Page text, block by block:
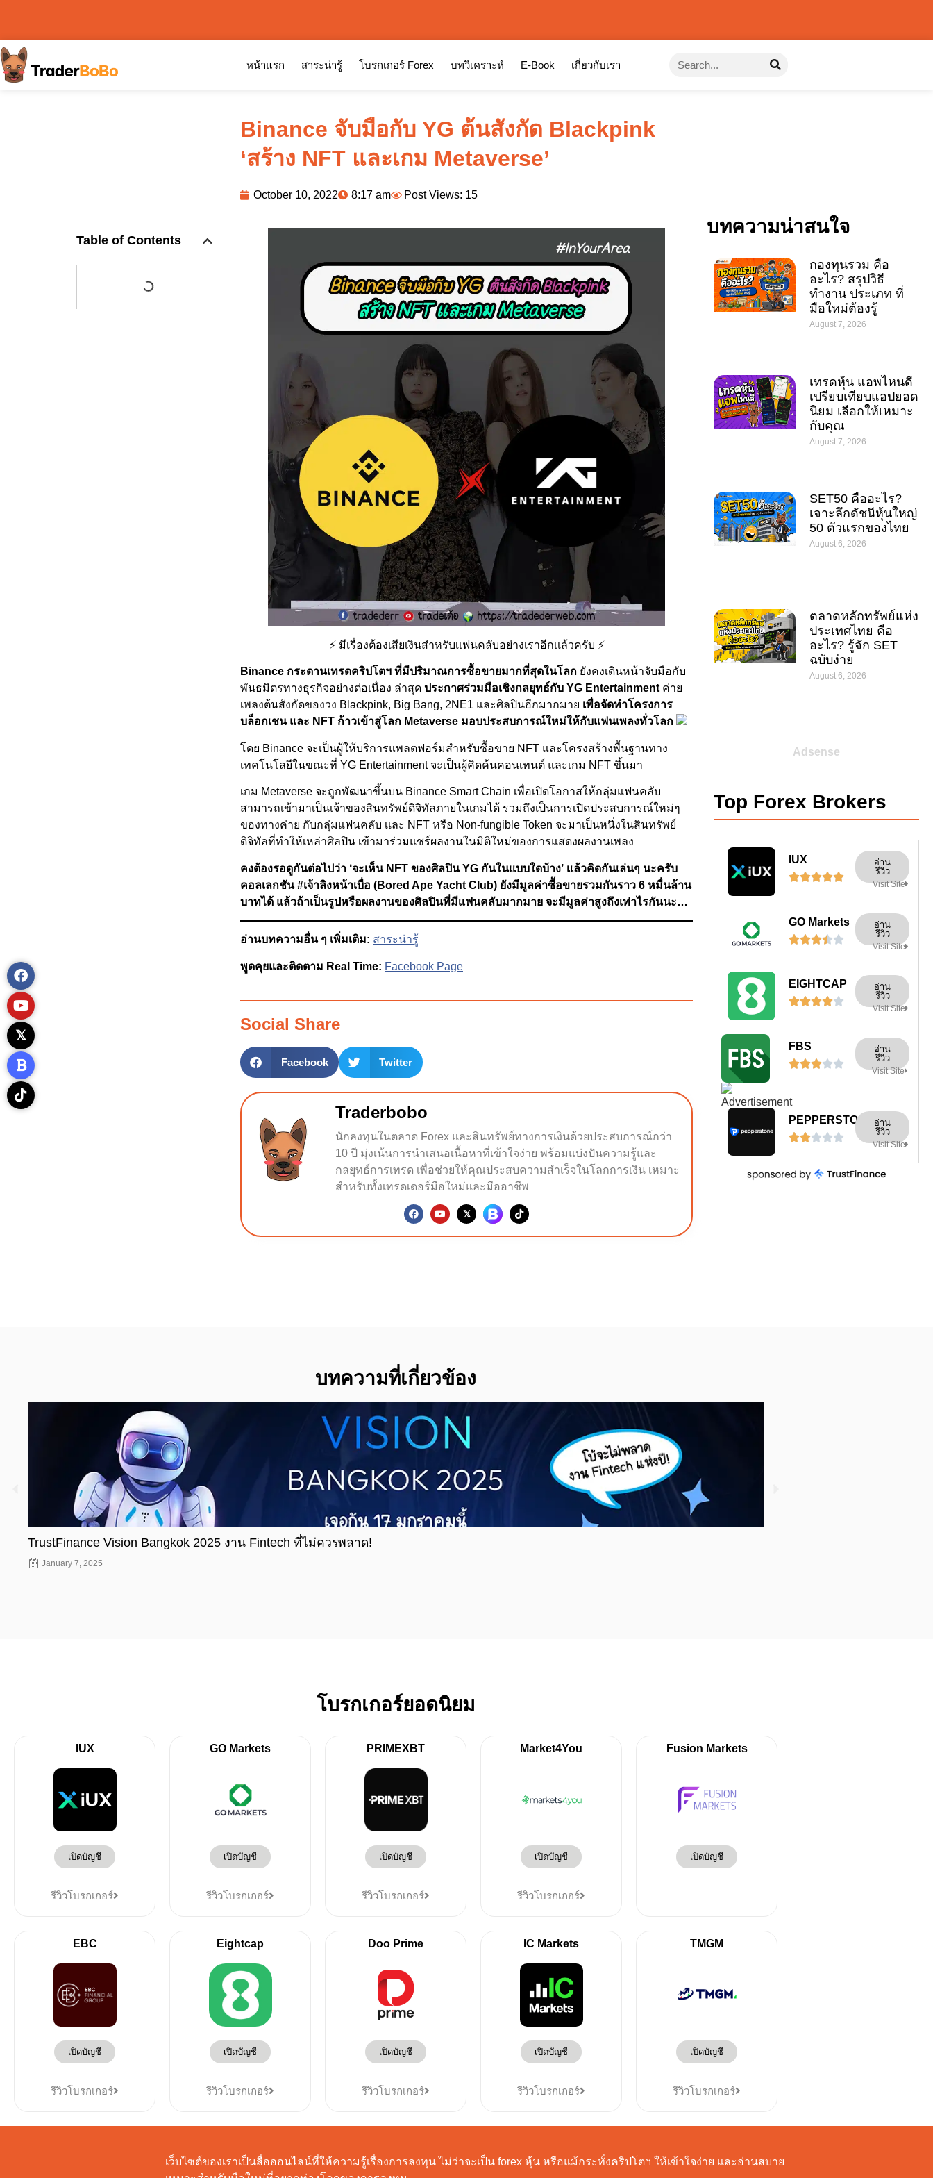
หน้าแรก สาระน่ารู้ โบรกเกอร์ Forex บทวิเคราะห์ E-Book เกี่ยวกับเรา
Binance จับมือกับ YG ต้นสังกัด Blackpink
‘สร้าง NFT และเกม Metaverse’
October 10, 2022 8:17 am Post Views: 15
Table of Contents
⚡ มีเรื่องต้องเสียเงินสำหรับเเฟนคลับอย่างเราอีกเเล้วครับ ⚡
Binance กระดานเทรดคริปโตฯ ที่มีปริมาณการซื้อขายมากที่สุดในโลก ยังคงเดินหน้าจับมือกับ
พันธมิตรทางธุรกิจอย่างต่อเนื่อง ล่าสุด ประกาศร่วมมือเชิงกลยุทธ์กับ YG Entertainment ค่าย
เพลงต้นสังกัดของวง Blackpink, Big Bang, 2NE1 และศิลปินอีกมากมาย เพื่อจัดทำโครงการ
บล็อกเชน และ NFT ก้าวเข้าสู่โลก Metaverse มอบประสบการณ์ใหม่ให้กับแฟนเพลงทั่วโลก
โดย Binance จะเป็นผู้ให้บริการแพลตฟอร์มสำหรับซื้อขาย NFT และโครงสร้างพื้นฐานทาง
เทคโนโลยีในขณะที่ YG Entertainment จะเป็นผู้คิดค้นคอนเทนต์ และเกม NFT ขึ้นมา
เกม Metaverse จะถูกพัฒนาขึ้นบน Binance Smart Chain เพื่อเปิดโอกาสให้กลุ่มแฟนคลับ
สามารถเข้ามาเป็นเจ้าของสินทรัพย์ดิจิทัลภายในเกมได้ รวมถึงเป็นการเปิดประสบการณ์ใหม่ๆ
ของทางค่าย กับกลุ่มแฟนคลับ เเละ NFT หรือ Non-fungible Token จะมาเป็นหนึ่งในสินทรัพย์
ดิจิทัลที่ทำให้เหล่าศิลปิน เข้ามาร่วมแชร์ผลงานในมิติใหม่ของการแสดงผลงานเพลง
คงต้องรอดูกันต่อไปว่า ‘จะเห็น NFT ของศิลปิน YG กันในแบบใดบ้าง’ เเล้วคิดกันเล่นๆ นะครับ
คอลเลกชัน #เจ้าลิงหน้าเบื่อ (Bored Ape Yacht Club) ยังมีมูลค่าซื้อขายรวมกันราว 6 หมื่นล้าน
บาทได้ แล้วถ้าเป็นรูปหรือผลงานของศิลปินที่มีเเฟนคลับมากมาย จะมีมูลค่าสูงถึงเท่าไรกันนะ…
อ่านบทความอื่น ๆ เพิ่มเติม: สาระน่ารู้
พูดคุยและติดตาม Real Time: Facebook Page
Social Share
Facebook Twitter
Traderbobo
นักลงทุนในตลาด Forex และสินทรัพย์ทางการเงินด้วยประสบการณ์กว่า
10 ปี มุ่งเน้นการนำเสนอเนื้อหาที่เข้าใจง่าย พร้อมแบ่งปันความรู้และ
กลยุทธ์การเทรด เพื่อช่วยให้คุณประสบความสำเร็จในโลกการเงิน เหมาะ
สำหรับทั้งเทรดเดอร์มือใหม่และมืออาชีพ
บทความน่าสนใจ
กองทุนรวม คือ
อะไร? สรุปวิธี
ทำงาน ประเภท ที่
มือใหม่ต้องรู้
August 7, 2026
เทรดหุ้น แอพไหนดี
เปรียบเทียบแอปยอด
นิยม เลือกให้เหมาะ
กับคุณ
August 7, 2026
SET50 คืออะไร?
เจาะลึกดัชนีหุ้นใหญ่
50 ตัวแรกของไทย
August 6, 2026
ตลาดหลักทรัพย์แห่ง
ประเทศไทย คือ
อะไร? รู้จัก SET
ฉบับง่าย
August 6, 2026
Adsense
Top Forex Brokers
IUX

อ่าน
รีวิว
Visit Site
GO Markets

อ่าน
รีวิว
Visit Site
EIGHTCAP

อ่าน
รีวิว
Visit Site
FBS

อ่าน
รีวิว
Visit Site
PEPPERSTONE

อ่าน
รีวิว
Visit Site
บทความที่เกี่ยวข้อง
TrustFinance Vision Bangkok 2025 งาน Fintech ที่ไม่ควรพลาด!
January 7, 2025
โบรกเกอร์ยอดนิยม
IUX
เปิดบัญชี
รีวิวโบรกเกอร์
GO Markets
เปิดบัญชี
รีวิวโบรกเกอร์
PRIMEXBT
เปิดบัญชี
รีวิวโบรกเกอร์
Market4You
เปิดบัญชี
รีวิวโบรกเกอร์
Fusion Markets
เปิดบัญชี
EBC
เปิดบัญชี
รีวิวโบรกเกอร์
Eightcap
เปิดบัญชี
รีวิวโบรกเกอร์
Doo Prime
เปิดบัญชี
รีวิวโบรกเกอร์
IC Markets
เปิดบัญชี
รีวิวโบรกเกอร์
TMGM
เปิดบัญชี
รีวิวโบรกเกอร์
เว็บไซต์ของเราเป็นสื่อออนไลน์ที่ให้ความรู้เรื่องการลงทุน ไม่ว่าจะเป็น forex หุ้น หรือแม้กระทั่งคริปโตฯ ให้เข้าใจง่าย และอ่านสบาย